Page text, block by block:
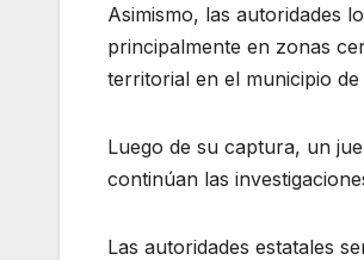
Asimismo, las autoridades
principalmente en zonas
territorial en el municipio
Luego de su captura, un
continúan las
Las autoridades estatales